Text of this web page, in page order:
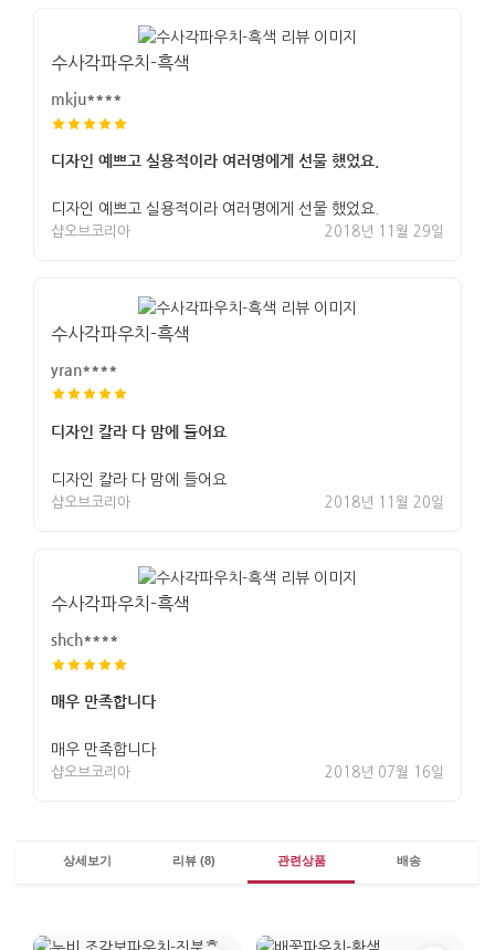
수사각파우치-흑색
mkju****
디자인 예쁘고 실용적이라 여러명에게 선물 했었요.
디자인 예쁘고 실용적이라 여러명에게 선물 했었요.
샵오브코리아 2018년 11월 29일
수사각파우치-흑색
yran****
디자인 칼라 다 맘에 들어요
디자인 칼라 다 맘에 들어요
샵오브코리아 2018년 11월 20일
수사각파우치-흑색
shch****
매우 만족합니다
매우 만족합니다
샵오브코리아 2018년 07월 16일
상세보기 리뷰 (8) 관련상품 배송